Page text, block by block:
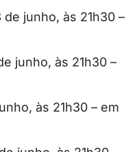
junho, às 21h30 –
junho, às 21h30 –
às 21h30 – em